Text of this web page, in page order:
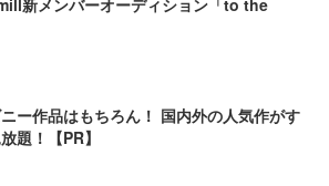
新メンバーオーディション「to the
ー作品はもちろん！ 国内外の人気作がす
題！【PR】